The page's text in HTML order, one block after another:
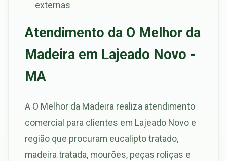
externas
Atendimento da O Melhor da
Madeira em Lajeado Novo -
MA
A O Melhor da Madeira realiza atendimento
comercial para clientes em Lajeado Novo e
região que procuram eucalipto tratado,
madeira tratada, mourões, peças roliças e